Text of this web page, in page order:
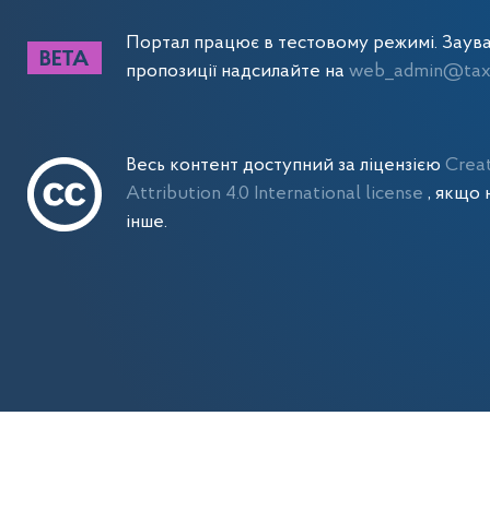
Портал працює в тестовому режимі.
пропозиції надсилайте на
Весь контент доступний за ліцензією
Attribution 4.0 International license , якщо
інше.